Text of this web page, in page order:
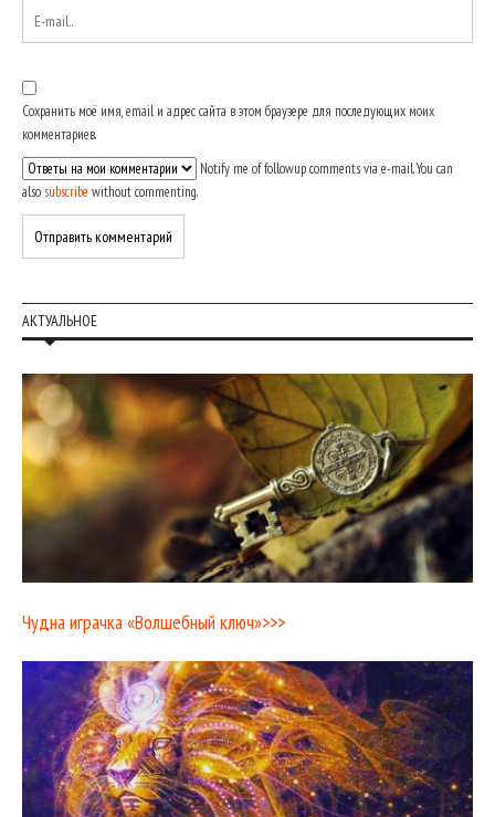
Сохранить моё имя, email и адрес сайта в этом браузере для последующих моих
комментариев.
Notify me of followup comments via e-mail. You can
also subscribe without commenting.
АКТУАЛЬНОЕ
Чудна играчка «Волшебный ключ»>>>